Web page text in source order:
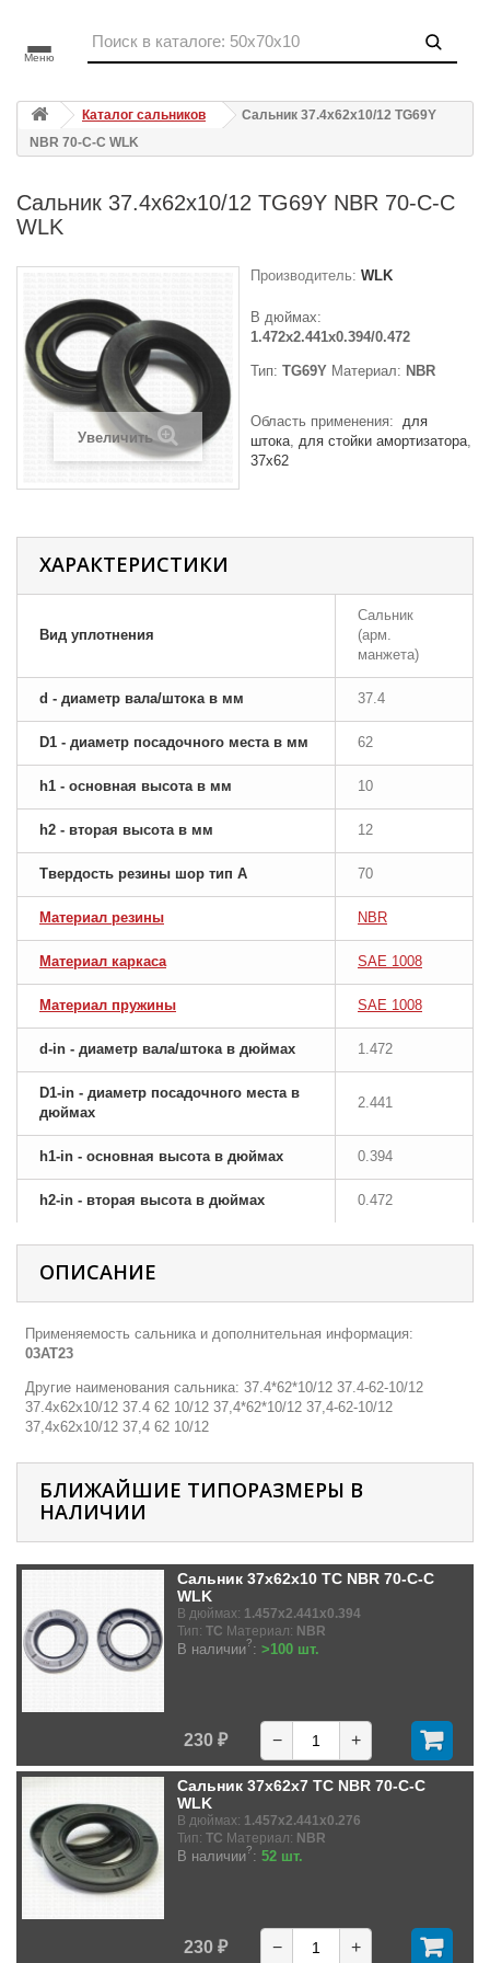
Меню
Каталог сальников
Сальник 37.4x62x10/12 TG69Y
NBR 70-C-C WLK
Сальник 37.4x62x10/12 TG69Y NBR 70-C-C
WLK
Увеличить
Производитель: WLK
В дюймах:
1.472x2.441x0.394/0.472
Тип: TG69Y Материал: NBR
Область применения: для
штока для стойки амортизатора
37x62
ХАРАКТЕРИСТИКИ
Вид уплотнения
Сальник
(арм.
манжета)
d - диаметр вала/штока в мм 37.4
D1 - диаметр посадочного места в мм 62
h1 - основная высота в мм 10
h2 - вторая высота в мм 12
Твердость резины шор тип A 70
Материал резины NBR
Материал каркаса SAE 1008
Материал пружины SAE 1008
d-in - диаметр вала/штока в дюймах 1.472
D1-in - диаметр посадочного места в
дюймах
2.441
h1-in - основная высота в дюймах 0.394
h2-in - вторая высота в дюймах 0.472
ОПИСАНИЕ
Применяемость сальника и дополнительная информация:
03AT23
Другие наименования сальника: 37.4*62*10/12 37.4-62-10/12
37.4х62х10/12 37.4 62 10/12 37,4*62*10/12 37,4-62-10/12
37,4х62х10/12 37,4 62 10/12
БЛИЖАЙШИЕ ТИПОРАЗМЕРЫ В
НАЛИЧИИ
Сальник 37x62x10 TC NBR 70-C-C
WLK
В дюймах: 1.457x2.441x0.394
Тип: TC Материал: NBR
В наличии?: >100 шт.
230 ₽ − +
Сальник 37x62x7 TC NBR 70-C-C
WLK
В дюймах: 1.457x2.441x0.276
Тип: TC Материал: NBR
В наличии?: 52 шт.
230 ₽ − +